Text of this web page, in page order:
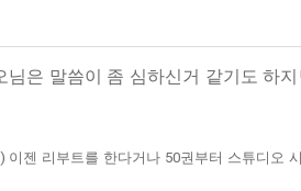
은 말씀이 좀 심하신거 같기도 하
젠 리부트를 한다거나 50권부터 스튜디오